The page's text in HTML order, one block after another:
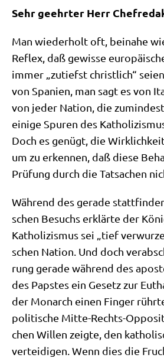
Sehr geehr­ter Herr
Man wie­der­holt oft, bei­na­he
Reflex, daß gewis­se
immer „zutiefst christ­lich“
von Spa­ni­en, man sagt es von
von jeder Nati­on, die
eini­ge Spu­ren des
Doch es genügt, die
um zu erken­nen, daß die­se
Prü­fung durch die Tat­sa­chen
Wäh­rend des gera­de
schen Besuchs erklär­te der
Katho­li­zis­mus sei „tief
schen Nati­on. Und doch
rung gera­de wäh­rend des
des Pap­stes ein Gesetz zur
der Mon­arch einen Fin­ger
poli­ti­sche Mit­te-Rechts-
chen Wil­len zeig­te, den
ver­tei­di­gen. Wenn dies die